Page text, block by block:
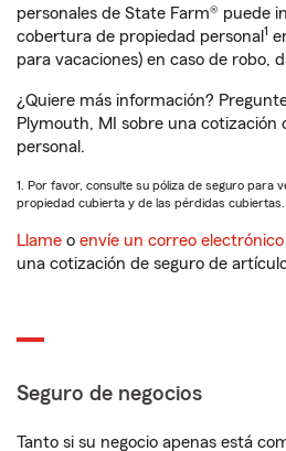
personales de State Farm® puede
cobertura de propiedad personal 1
para vacaciones) en caso de robo,
¿Quiere más información?
Plymouth, MI sobre una cotización
personal.
1. Por favor, consulte su póliza de seguro para
propiedad cubierta y de las pérdidas cubiertas.
Llame o envíe un correo
una cotización de seguro de
Seguro de negocios
Tanto si su negocio apenas está